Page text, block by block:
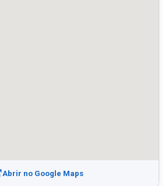
Abrir no Google Maps